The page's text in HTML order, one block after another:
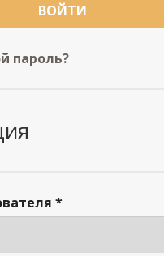
ВОЙТИ
пароль?
*